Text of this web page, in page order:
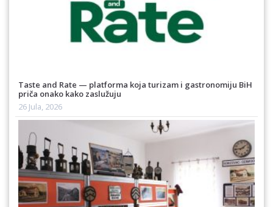
Taste and Rate — platforma koja turizam i gastronomiju BiH
priča onako kako zaslužuju
26 Jula, 2026